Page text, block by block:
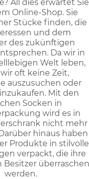
All dies erwartet Sie
Online-Shop. Sie
Stücke finden, die
und dem
des zukünftigen
Da wir in
Welt leben,
oft keine Zeit,
auszusuchen oder
Mit den
Socken in
wird es in
nicht mehr
hinaus haben
Produkte in stilvolle
verpackt, die ihre
überraschen
werden.